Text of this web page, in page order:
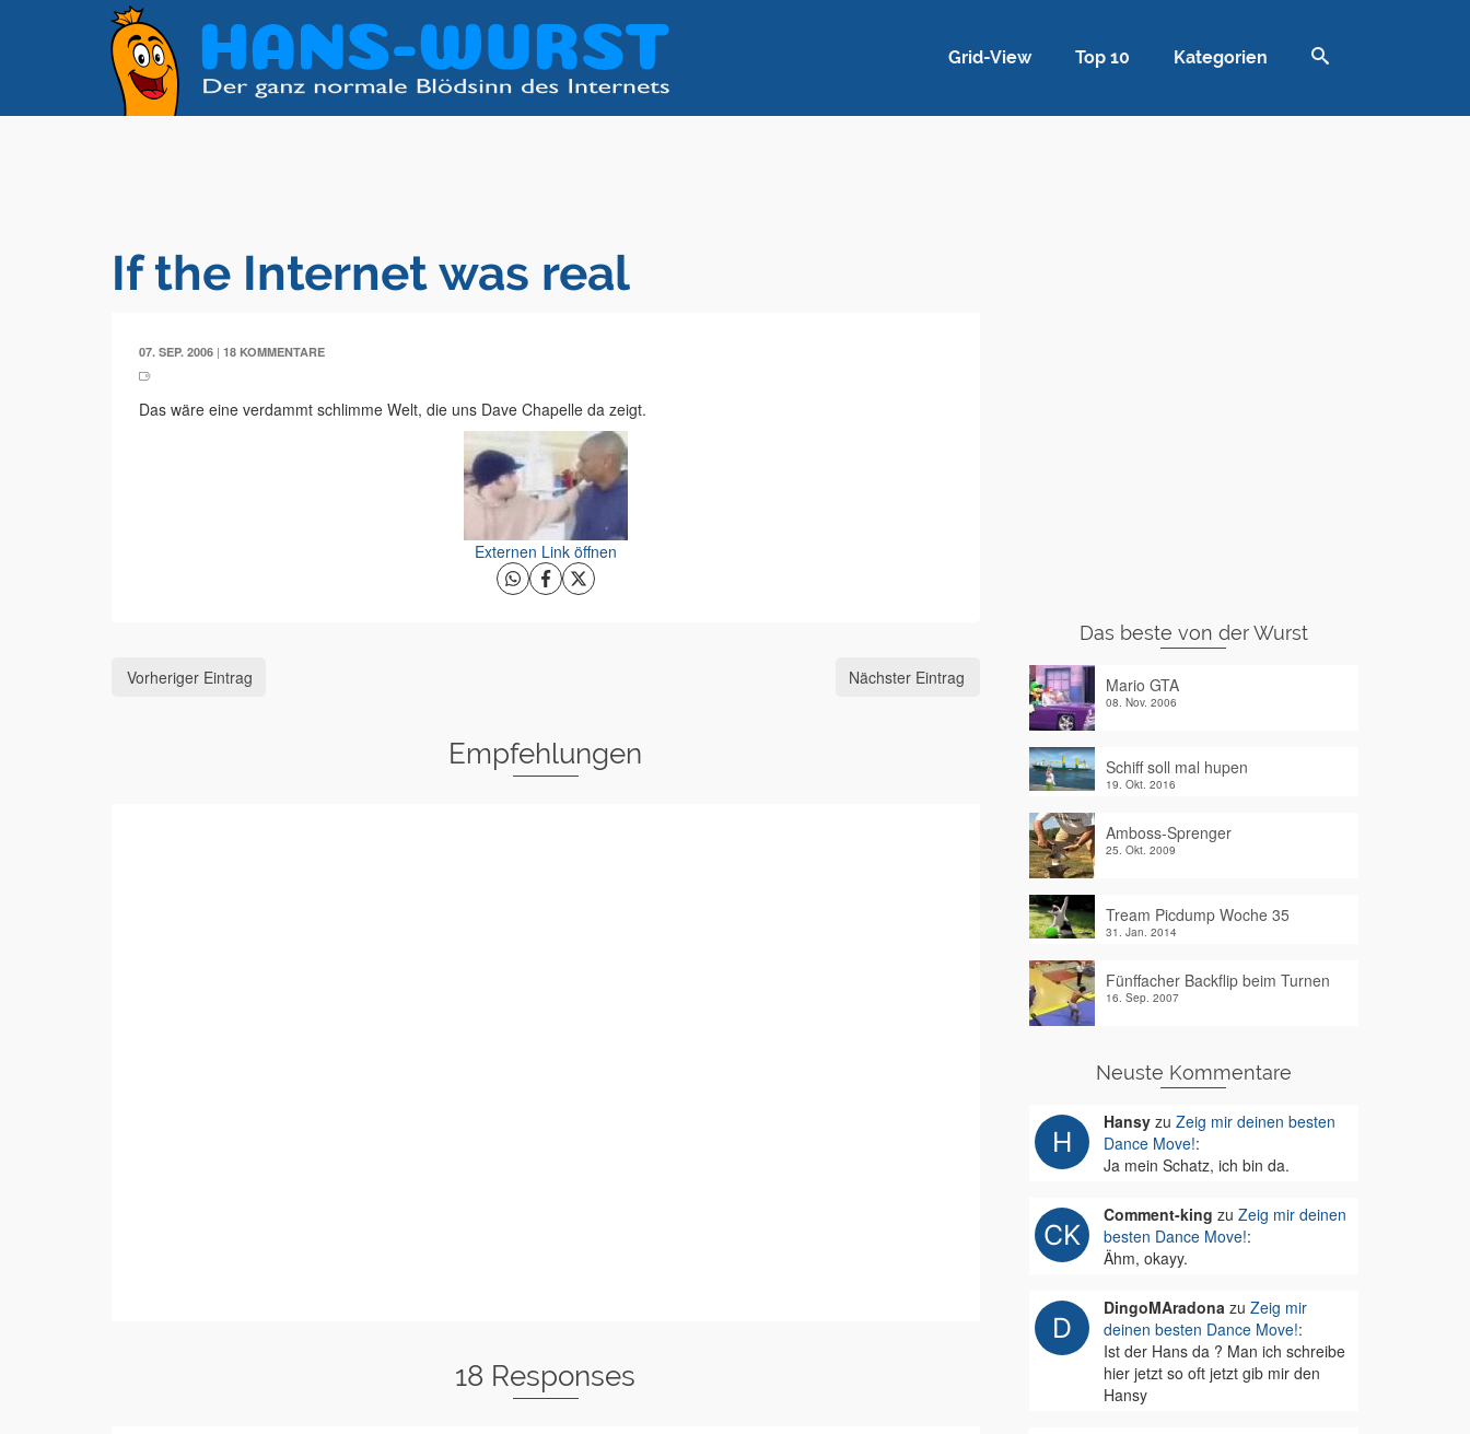
Grid-View Top 10 Kategorien
If the Internet was real
07. SEP. 2006 | 18 KOMMENTARE
Das wäre eine verdammt schlimme Welt, die uns Dave Chapelle da zeigt.
Externen Link öffnen
Vorheriger Eintrag Nächster Eintrag
Empfehlungen
18 Responses
Das beste von der Wurst
Mario GTA
08. Nov. 2006
Schiff soll mal hupen
19. Okt. 2016
Amboss-Sprenger
25. Okt. 2009
Tream Picdump Woche 35
31. Jan. 2014
Fünffacher Backflip beim Turnen
16. Sep. 2007
Neuste Kommentare
Hansyzu Zeig mir deinen besten
Dance Move!:
Ja mein Schatz, ich bin da.
Comment-king zu Zeig mir deinen
besten Dance Move!:
Ähm, okayy.
DingoMAradonazu Zeig mir
deinen besten Dance Move!:
Ist der Hans da ? Man ich schreibe
hier jetzt so oft jetzt gib mir den
Hansy